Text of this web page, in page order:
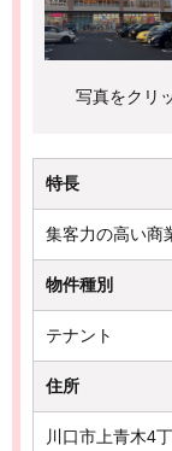
写真をクリ
特長
集客力の高い商
物件種別
テナント
住所
川口市上青木4